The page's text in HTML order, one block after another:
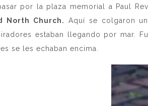
por la plaza memorial a Paul
North Church.
Aquí se colgaron
estaban llegando por mar.
se les echaban encima.